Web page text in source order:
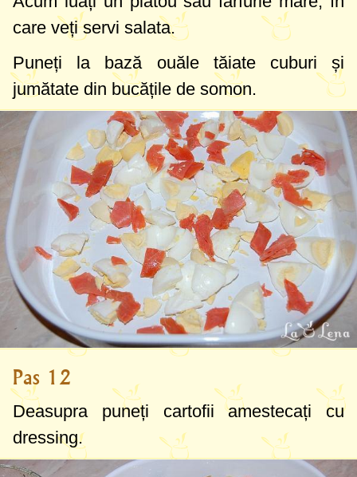
care veți servi salata.
Puneți la bază ouăle tăiate cuburi și
jumătate din bucățile de somon.
Pas 12
Deasupra puneți cartofii amestecați cu
dressing.